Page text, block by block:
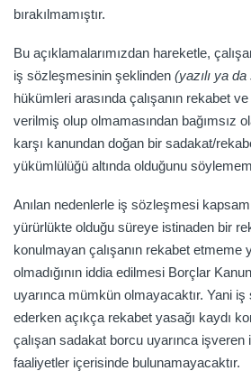
bırakılmamıştır.
Bu açıklamalarımızdan hareketle,
iş sözleşmesinin şeklinden (yazılı ya
hükümleri arasında çalışanın rekabet
verilmiş olup olmamasından bağımsız
karşı kanundan doğan bir sadakat/
yükümlülüğü altında olduğunu
Anılan nedenlerle iş sözleşmesi
yürürlükte olduğu süreye istinaden bir
konulmayan çalışanın rekabet etmeme
olmadığının iddia edilmesi Borçlar
uyarınca mümkün olmayacaktır. Yani
ederken açıkça rekabet yasağı kaydı
çalışan sadakat borcu uyarınca işveren
faaliyetler içerisinde bulunamayacaktır.